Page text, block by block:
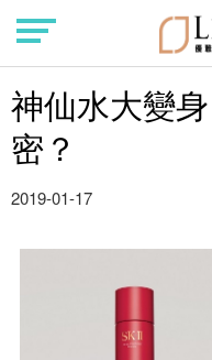
神仙水大變
密？
2019-01-17